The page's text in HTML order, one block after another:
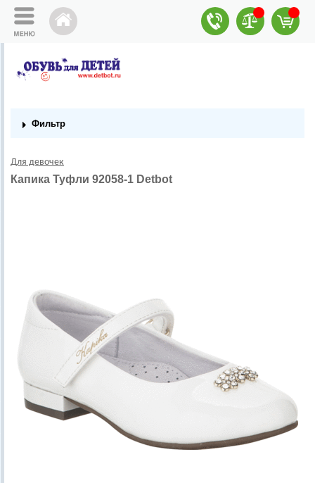
Фильтр
Для девочек
Капика Туфли 92058-1 Detbot